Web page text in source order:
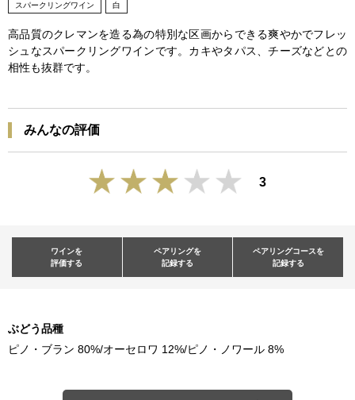
スパークリングワイン 白
高品質のクレマンを造る為の特別な区画からできる爽やかでフレッ
シュなスパークリングワインです。カキやタパス、チーズなどとの
相性も抜群です。
みんなの評価
3
ワインを
評価する
ペアリングを
記録する
ペアリングコースを
記録する
ぶどう品種
ピノ・ブラン 80%/オーセロワ 12%/ピノ・ノワール 8%